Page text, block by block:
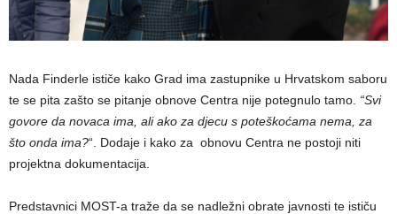
Nada Finderle ističe kako Grad ima zastupnike u Hrvatskom saboru
te se pita zašto se pitanje obnove Centra nije potegnulo tamo. “Svi
govore da novaca ima, ali ako za djecu s poteškoćama nema, za
što onda ima?“. Dodaje i kako za obnovu Centra ne postoji niti
projektna dokumentacija.
Predstavnici MOST-a traže da se nadležni obrate javnosti te ističu